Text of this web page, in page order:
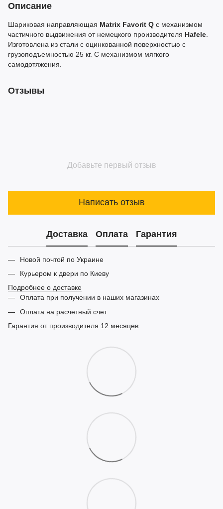
Описание
Шариковая направляющая Matrix Favorit Q с механизмом
частичного выдвижения от немецкого производителя Hafele
Изготовлена из стали с оцинкованной поверхностью с
грузоподъемностью 25 кг. С механизмом мягкого
самодотяжения.
Отзывы
Добавьте первый отзыв
Написать отзыв
Доставка Оплата Гарантия
Новой почтой по Украине
Курьером к двери по Киеву
Подробнее о доставке
Оплата при получении в наших магазинах
Оплата на расчетный счет
Гарантия от производителя 12 месяцев